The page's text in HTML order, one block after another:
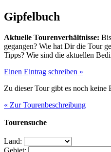
Gipfelbuch
Aktuelle Tourenverhältnisse:
gegangen? Wie hat Dir die Tour
Tipps? Wie sind die aktuellen
Einen Eintrag schreiben »
Zu dieser Tour gibt es noch keine
« Zur Tourenbeschreibung
Tourensuche
Land:
Gebiet: